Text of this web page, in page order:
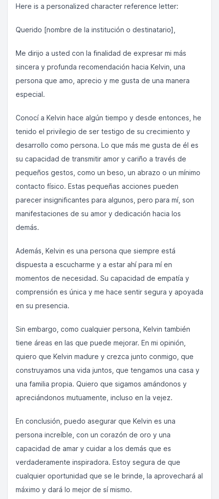
Here is a personalized character reference letter:
Querido [nombre de la institución o destinatario],
Me dirijo a usted con la finalidad de expresar mi más
sincera y profunda recomendación hacia Kelvin, una
persona que amo, aprecio y me gusta de una manera
especial.
Conocí a Kelvin hace algún tiempo y desde entonces, he
tenido el privilegio de ser testigo de su crecimiento y
desarrollo como persona. Lo que más me gusta de él es
su capacidad de transmitir amor y cariño a través de
pequeños gestos, como un beso, un abrazo o un mínimo
contacto físico. Estas pequeñas acciones pueden
parecer insignificantes para algunos, pero para mí, son
manifestaciones de su amor y dedicación hacia los
demás.
Además, Kelvin es una persona que siempre está
dispuesta a escucharme y a estar ahí para mí en
momentos de necesidad. Su capacidad de empatía y
comprensión es única y me hace sentir segura y apoyada
en su presencia.
Sin embargo, como cualquier persona, Kelvin también
tiene áreas en las que puede mejorar. En mi opinión,
quiero que Kelvin madure y crezca junto conmigo, que
construyamos una vida juntos, que tengamos una casa y
una familia propia. Quiero que sigamos amándonos y
apreciándonos mutuamente, incluso en la vejez.
En conclusión, puedo asegurar que Kelvin es una
persona increíble, con un corazón de oro y una
capacidad de amar y cuidar a los demás que es
verdaderamente inspiradora. Estoy segura de que
cualquier oportunidad que se le brinde, la aprovechará al
máximo y dará lo mejor de sí mismo.